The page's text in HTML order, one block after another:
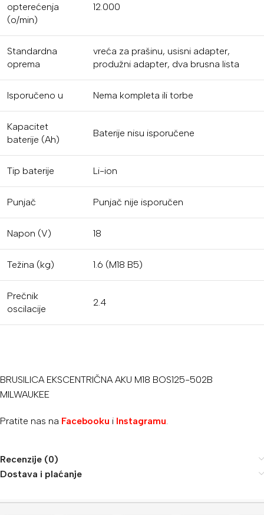
opterećenja
(o/min)
12.000
Standardna
oprema
vreća za prašinu, usisni adapter,
produžni adapter, dva brusna lista
Isporučeno u Nema kompleta ili torbe
Kapacitet
baterije (Ah)
Baterije nisu isporučene
Tip baterije Li-ion
Punjač Punjač nije isporučen
Napon (V) 18
Težina (kg) 1.6 (M18 B5)
Prečnik
oscilacije
2.4
BRUSILICA EKSCENTRIČNA AKU M18 BOS125-502B
MILWAUKEE
Pratite nas na Facebooku i Instagramu.
Recenzije (0)
Dostava i plaćanje